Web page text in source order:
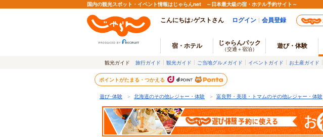
国内の観光スポット・イベント情報はじゃらんnet ～日本最大級の宿・ホテル予約サイト～
こんにちは♪ゲストさん ログイン 会員登録
宿・ホテル じゃらんパック
（交通＋宿泊） 遊び・体験
観光ガイド 旅行ガイド 観光ガイド ご当地グルメガイド イベントガイド お土産ガイド
ポイントがたまる・つかえる
遊び･体験 ＞ 北海道のその他レジャー・体験 ＞ 富良野・美瑛・トマムのその他レジャー・体験